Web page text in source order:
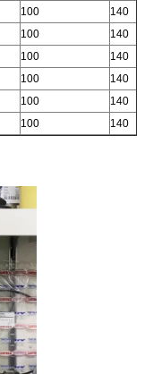
100
140
100
140
100
140
100
140
100
140
100 140